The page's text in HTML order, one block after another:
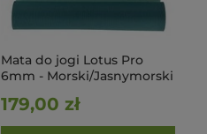
Mata do jogi Lotus Pro
6mm - Morski/Jasnymorski
179,00 zł